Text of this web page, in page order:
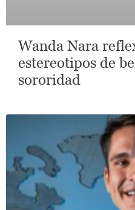
Wanda Nara
estereotipos de
sororidad